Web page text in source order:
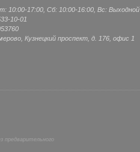
10:00-17:00, Сб: 10:00-16:00, Вс: Выходной
10-01
Кузнецкий проспект, д. 176, офис 1
предварительного